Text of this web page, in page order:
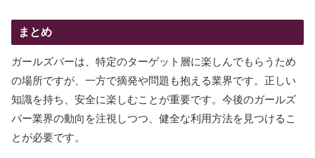
まとめ
ガールズバーは、特定のターゲット層に楽しんでもらうため
の場所ですが、一方で摘発や問題も抱える業界です。正しい
知識を持ち、安全に楽しむことが重要です。今後のガールズ
バー業界の動向を注視しつつ、健全な利用方法を見つけるこ
とが必要です。